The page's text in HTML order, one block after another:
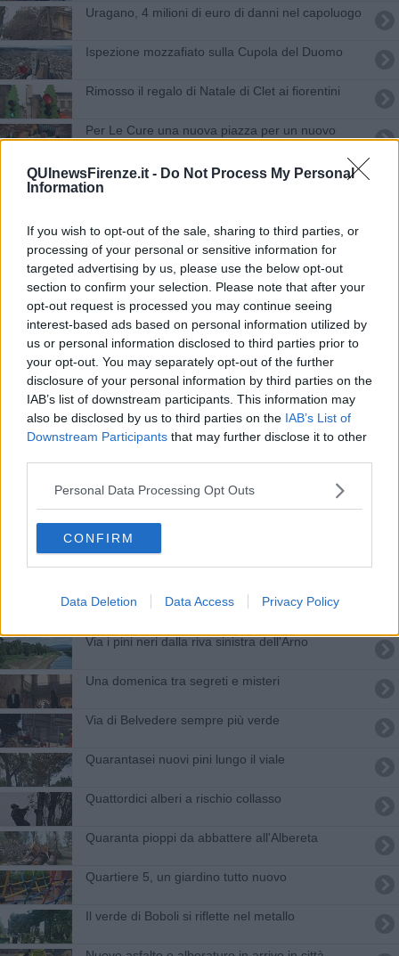
QUInewsFirenze.it - Do Not Process My Personal
Information
If you wish to opt-out of the sale, sharing to third parties, or
processing of your personal or sensitive information for
targeted advertising by us, please use the below opt-out
section to confirm your selection. Please note that after your
opt-out request is processed you may continue seeing
interest-based ads based on personal information utilized by
us or personal information disclosed to third parties prior to
your opt-out. You may separately opt-out of the further
disclosure of your personal information by third parties on the
IAB’s list of downstream participants. This information may
also be disclosed by us to third parties on the IAB’s List of
Downstream Participants that may further disclose it to other
Personal Data Processing Opt Outs
CONFIRM
Data Deletion Data Access Privacy Policy
Uragano, 4 milioni di euro di danni nel capoluogo
Ispezione mozzafiato sulla Cupola del Duomo
Rimosso il regalo di Natale di Clet ai fiorentini
Per Le Cure una nuova piazza per un nuovo
Sul Viottolone tornano i filari di cipressi
Aria di Natale in piazza del Duomo
Due platani malati in piazza Acciaiuoli
Pista ciclabile chiusa per eccesso di guano
Allarme Natale, mezzo milione di addobbi a
rischio
Bus in panne e tombini che sprofondano
"Cinquanta alberi da abbattere per la tramvia"
Tre giardini di periferia si rifanno il trucco
Oltre mille nuovi alberi nel parco del Mensola
Tagliano gli alberi, i cittadini li bloccano
Via i pini neri dalla riva sinistra dell'Arno
Una domenica tra segreti e misteri
Via di Belvedere sempre più verde
Quarantasei nuovi pini lungo il viale
Quattordici alberi a rischio collasso
Quaranta pioppi da abbattere all'Albereta
Quartiere 5, un giardino tutto nuovo
Il verde di Boboli si riflette nel metallo